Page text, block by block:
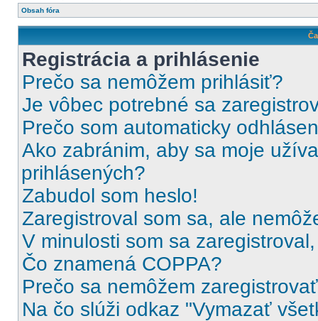
Obsah fóra
Registrácia a prihlásenie
Prečo sa nemôžem prihlásiť?
Je vôbec potrebné sa
Prečo som automaticky
Ako zabránim, aby sa moje
prihlásených?
Zabudol som heslo!
Zaregistroval som sa, ale
V minulosti som sa
Čo znamená COPPA?
Prečo sa nemôžem
Na čo slúži odkaz "Vymazať